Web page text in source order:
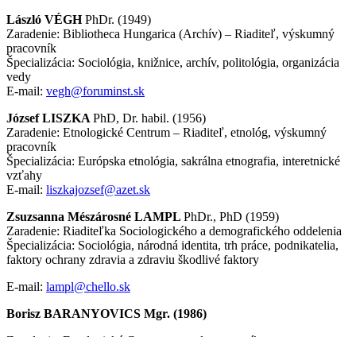
László VÉGHPhDr. (1949)
Zaradenie: Bibliotheca Hungarica (Archív) – Riaditeľ, výskumný
pracovník
Špecializácia: Sociológia, knižnice, archív, politológia, organizácia
vedy
E-mail: vegh@foruminst.sk
József LISZKA PhD, Dr. habil. (1956)
Zaradenie: Etnologické Centrum – Riaditeľ, etnológ, výskumný
pracovník
Špecializácia: Európska etnológia, sakrálna etnografia, interetnické
vzťahy
E-mail: liszkajozsef@azet.sk
Zsuzsanna Mészárosné LAMPL PhDr., PhD (1959)
Zaradenie: Riaditeľka Sociologického a demografického oddelenia
Špecializácia: Sociológia, národná identita, trh práce, podnikatelia,
faktory ochrany zdravia a zdraviu škodlivé faktory
E-mail: lampl@chello.sk
Borisz BARANYOVICS Mgr. (1986)